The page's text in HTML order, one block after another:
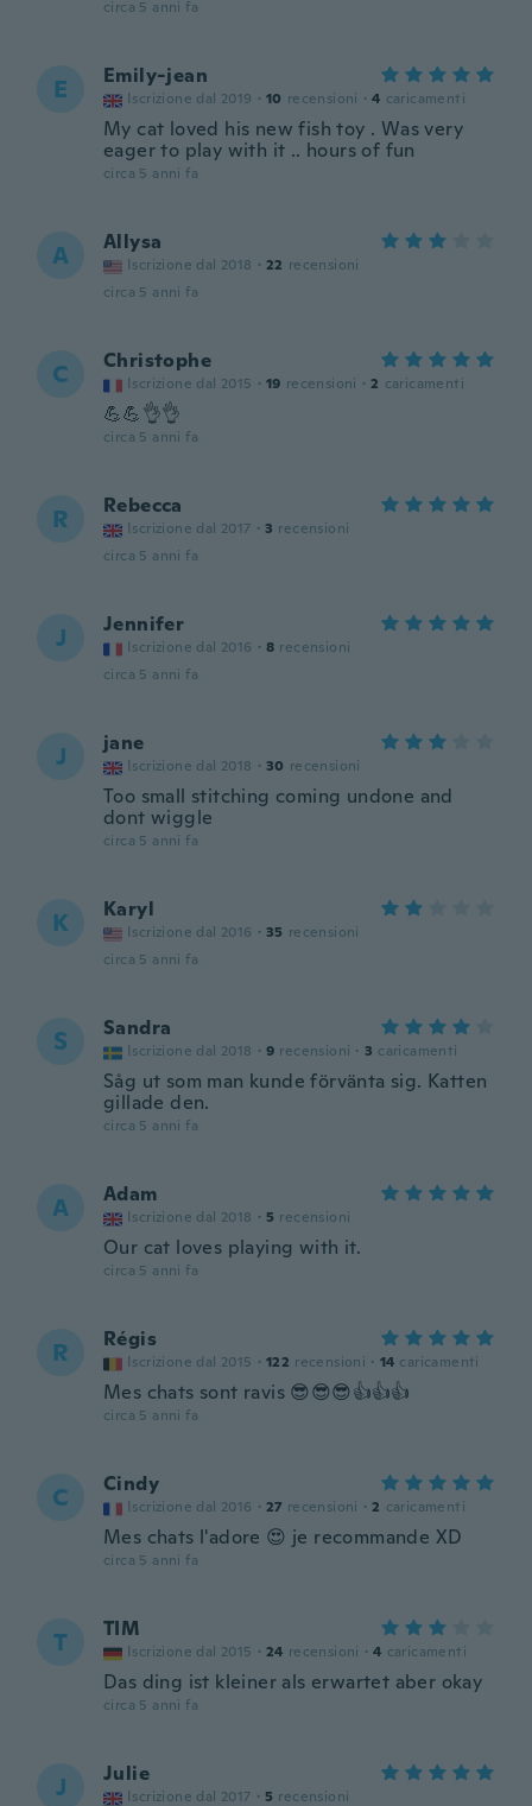
circa 5 anni fa
E Emily-jean
Iscrizione dal 2019 · 10 recensioni · 4 caricamenti
My cat loved his new fish toy . Was very
eager to play with it .. hours of fun
circa 5 anni fa
A Allysa
Iscrizione dal 2018 · 22 recensioni
circa 5 anni fa
C Christophe
Iscrizione dal 2015 · 19 recensioni · 2 caricamenti
💪💪👌👌
circa 5 anni fa
R Rebecca
Iscrizione dal 2017 · 3 recensioni
circa 5 anni fa
J Jennifer
Iscrizione dal 2016 · 8 recensioni
circa 5 anni fa
J jane
Iscrizione dal 2018 · 30 recensioni
Too small stitching coming undone and
dont wiggle
circa 5 anni fa
K Karyl
Iscrizione dal 2016 · 35 recensioni
circa 5 anni fa
S Sandra
Iscrizione dal 2018 · 9 recensioni · 3 caricamenti
Såg ut som man kunde förvänta sig. Katten
gillade den.
circa 5 anni fa
A Adam
Iscrizione dal 2018 · 5 recensioni
Our cat loves playing with it.
circa 5 anni fa
R Régis
Iscrizione dal 2015 · 122 recensioni · 14 caricamenti
Mes chats sont ravis 😎😎😎👍👍👍
circa 5 anni fa
C Cindy
Iscrizione dal 2016 · 27 recensioni · 2 caricamenti
Mes chats l'adore 😍 je recommande XD
circa 5 anni fa
T TIM
Iscrizione dal 2015 · 24 recensioni · 4 caricamenti
Das ding ist kleiner als erwartet aber okay
circa 5 anni fa
J Julie
Iscrizione dal 2017 · 5 recensioni